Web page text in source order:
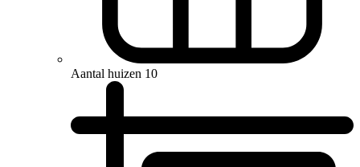
Aantal huizen 10